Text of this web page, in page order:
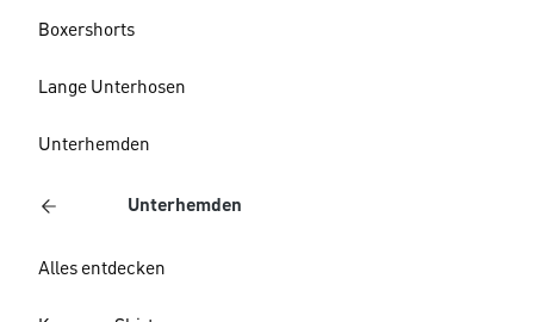
Boxershorts
Lange Unterhosen
Unterhemden
Unterhemden
Alles entdecken